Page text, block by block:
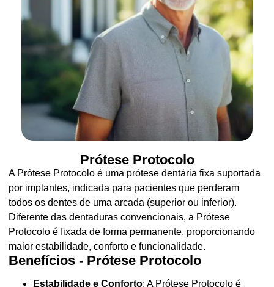
Prótese Protocolo
A Prótese Protocolo é uma prótese dentária fixa suportada
por implantes, indicada para pacientes que perderam
todos os dentes de uma arcada (superior ou inferior).
Diferente das dentaduras convencionais, a Prótese
Protocolo é fixada de forma permanente, proporcionando
maior estabilidade, conforto e funcionalidade.
Benefícios - Prótese Protocolo
Estabilidade e Conforto: A Prótese Protocolo é